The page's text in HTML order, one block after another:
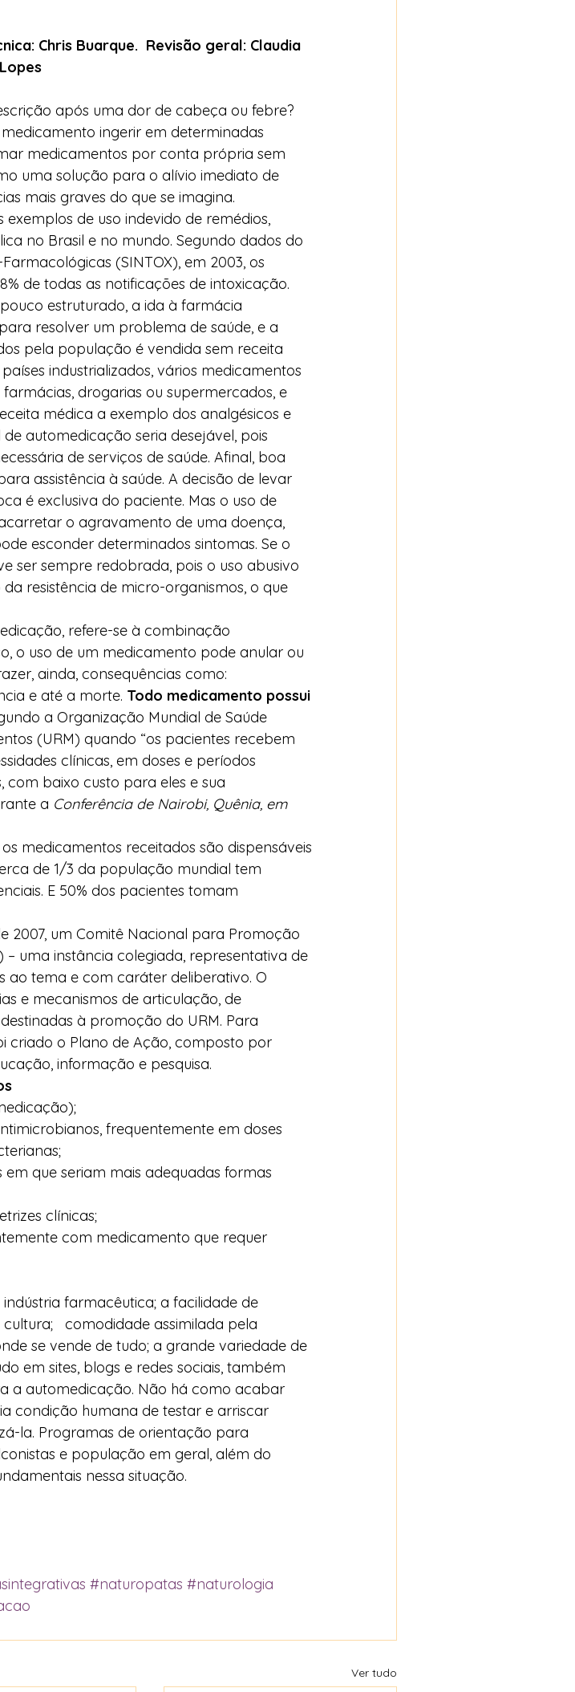
Chris Buarque.  Revisão geral: Claudia
Lopes
após uma dor de cabeça ou febre?
ingerir em determinadas
medicamentos por conta própria sem
uma solução para o alívio imediato de
mais graves do que se imagina.
de uso indevido de remédios,
no Brasil e no mundo. Segundo dados do
(SINTOX), em 2003, os
de todas as notificações de intoxicação.
estruturado, a ida à farmácia
resolver um problema de saúde, e a
pela população é vendida sem receita
industrializados, vários medicamentos
drogarias ou supermercados, e
médica a exemplo dos analgésicos e
automedicação seria desejável, pois
de serviços de saúde. Afinal, boa
assistência à saúde. A decisão de levar
é exclusiva do paciente. Mas o uso de
o agravamento de uma doença,
esconder determinados sintomas. Se o
ser sempre redobrada, pois o uso abusivo
resistência de micro-organismos, o que
refere-se à combinação
o uso de um medicamento pode anular ou
ainda, consequências como:
e até a morte. Todo medicamento possui
a Organização Mundial de Saúde
(URM) quando “os pacientes recebem
clínicas, em doses e períodos
com baixo custo para eles e sua
a Conferência de Nairobi, Quênia, em
medicamentos receitados são dispensáveis
de 1/3 da população mundial tem
E 50% dos pacientes tomam
2007, um Comitê Nacional para Promoção
uma instância colegiada, representativa de
ao tema e com caráter deliberativo. O
e mecanismos de articulação, de
à promoção do URM. Para
criado o Plano de Ação, composto por
informação e pesquisa.
frequentemente em doses
em que seriam mais adequadas formas
clínicas;
com medicamento que requer
farmacêutica; a facilidade de
comodidade assimilada pela
se vende de tudo; a grande variedade de
em sites, blogs e redes sociais, também
a automedicação. Não há como acabar
condição humana de testar e arriscar
la. Programas de orientação para
e população em geral, além do
nessa situação.
#naturopatas #naturologia
Ver tudo